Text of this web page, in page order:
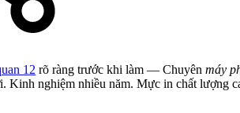
12 rõ ràng trước khi làm — Chuyên máy
Kinh nghiệm nhiều năm. Mực in chất lượng